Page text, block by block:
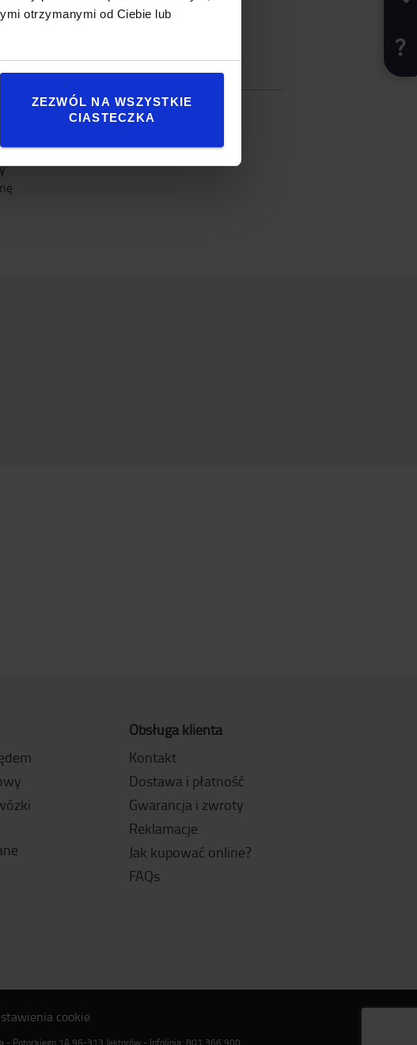
otrzymanymi od Ciebie lub
ZEZWÓL NA WSZYSTKIE
CIASTECZKA
Specyfikacja
Rozmiar:7
Obsługa klienta
Kontakt
Dostawa i płatność
Gwarancja i zwroty
Reklamacje
Jak kupować online?
FAQs
cookie
- Potockiego 1A 96-313 Jaktorów - Infolinia: 801 366 900